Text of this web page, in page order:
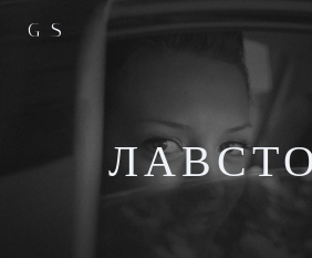
к
GS